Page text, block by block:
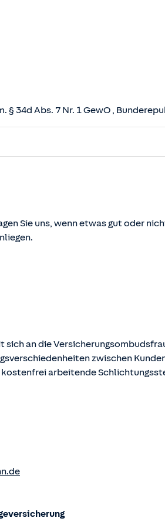
§ 34d Abs. 7 Nr. 1 GewO ,
(VVG)
und -beratung (VersVermV)
Sie uns, wenn etwas gut oder
sich an die
zwischen
kostenfrei arbeitende